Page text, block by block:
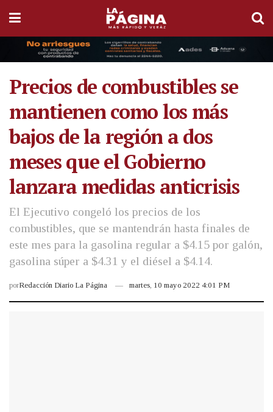
Precios de combustibles se
mantienen como los más
bajos de la región a dos
meses que el Gobierno
lanzara medidas anticrisis
El Ejecutivo congeló los precios de los
combustibles, que se mantendrán hasta finales de
este mes para la gasolina regular a $4.15 por galón,
gasolina súper a $4.31 y el diésel a $4.14.
porRedacción Diario La Página martes, 10 mayo 2022 4:01 PM